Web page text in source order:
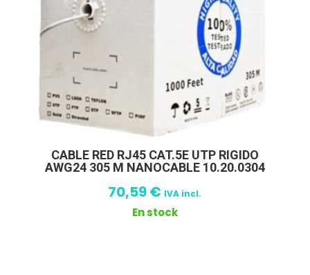
CABLE RED RJ45 CAT.5E UTP RIGIDO
AWG24 305 M NANOCABLE 10.20.0304
70,59€ IVA incl.
En stock